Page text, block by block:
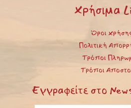
Χρήσιμα
Όροι
Πολιτική
Τρόποι
Τρόποι
Εγγραφείτε στο